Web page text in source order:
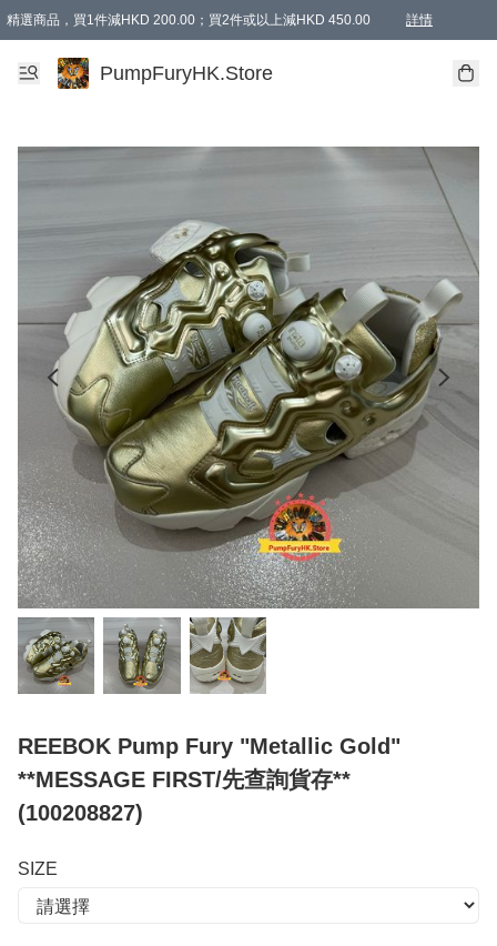
精選商品，買1件減HKD 200.00；買2件或以上減HKD 450.00 詳情
AAPE商品,會員專享9折或以上（按會員等級）AAPE products, members can
精選商品，任選買2件或以上減HKD 100.00
購物滿 HKD 800.00即享免運費優惠！（適用於 特定的送貨方式 )
PumpFuryHK.Store
REEBOK Pump Fury "Metallic Gold"
**MESSAGE FIRST/先查詢貨存**
(100208827)
SIZE